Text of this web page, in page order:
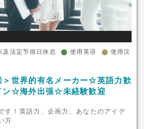
及法定节假日休息 使用英语
使用汉
＞世界的有名メーカー☆英語力歓
ン☆海外出張☆未経験歓迎
す！英語力、企画力、あなたのアイデ
方